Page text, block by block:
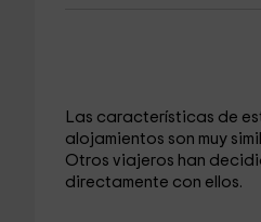
Las características de
alojamientos son muy
Otros viajeros han
directamente con ellos.